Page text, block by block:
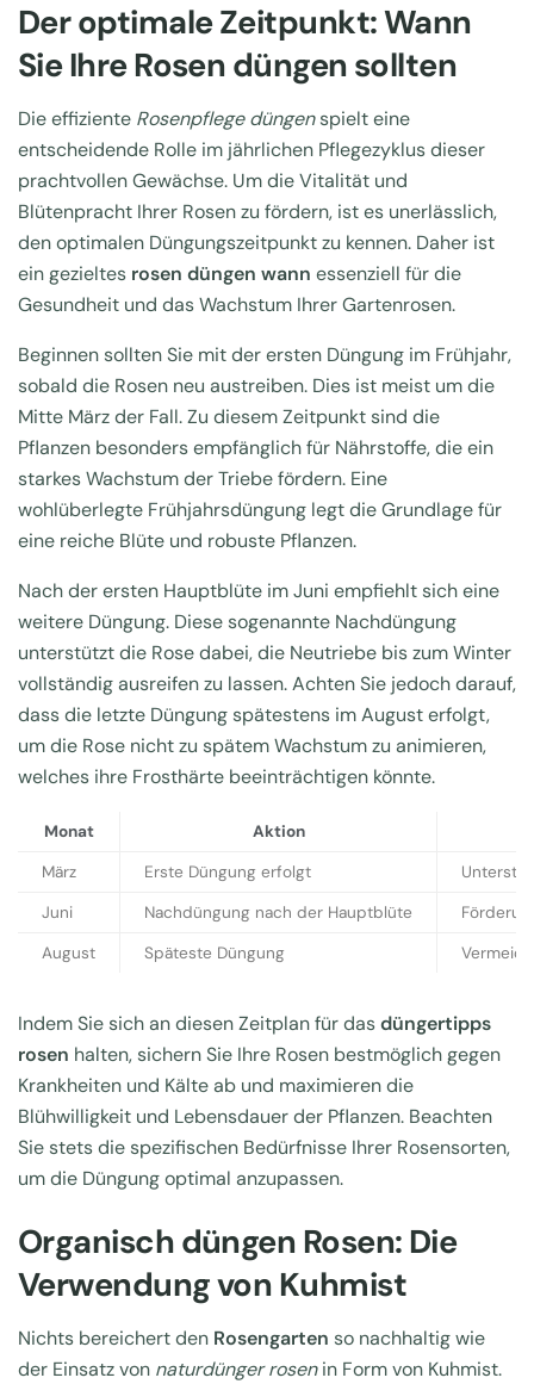
Der optimale Zeitpunkt: Wann
Sie Ihre Rosen düngen sollten
Die effiziente Rosenpflege düngenspielt eine
entscheidende Rolle im jährlichen Pflegezyklus dieser
prachtvollen Gewächse. Um die Vitalität und
Blütenpracht Ihrer Rosen zu fördern, ist es unerlässlich,
den optimalen Düngungszeitpunkt zu kennen. Daher ist
ein gezieltes rosen düngen wann essenziell für die
Gesundheit und das Wachstum Ihrer Gartenrosen.
Beginnen sollten Sie mit der ersten Düngung im Frühjahr,
sobald die Rosen neu austreiben. Dies ist meist um die
Mitte März der Fall. Zu diesem Zeitpunkt sind die
Pflanzen besonders empfänglich für Nährstoffe, die ein
starkes Wachstum der Triebe fördern. Eine
wohlüberlegte Frühjahrsdüngung legt die Grundlage für
eine reiche Blüte und robuste Pflanzen.
Nach der ersten Hauptblüte im Juni empfiehlt sich eine
weitere Düngung. Diese sogenannte Nachdüngung
unterstützt die Rose dabei, die Neutriebe bis zum Winter
vollständig ausreifen zu lassen. Achten Sie jedoch darauf,
dass die letzte Düngung spätestens im August erfolgt,
um die Rose nicht zu spätem Wachstum zu animieren,
welches ihre Frosthärte beeinträchtigen könnte.
Monat
Aktion
März
Erste Düngung erfolgt
Juni
Nachdüngung nach der Hauptblüte
August
Späteste Düngung
Indem Sie sich an diesen Zeitplan für dasdüngertipps
rosen halten, sichern Sie Ihre Rosen bestmöglich gegen
Krankheiten und Kälte ab und maximieren die
Blühwilligkeit und Lebensdauer der Pflanzen. Beachten
Sie stets die spezifischen Bedürfnisse Ihrer Rosensorten,
um die Düngung optimal anzupassen.
Organisch düngen Rosen: Die
Verwendung von Kuhmist
Nichts bereichert den Rosengarten so nachhaltig wie
der Einsatz von naturdünger rosenin Form von Kuhmist.